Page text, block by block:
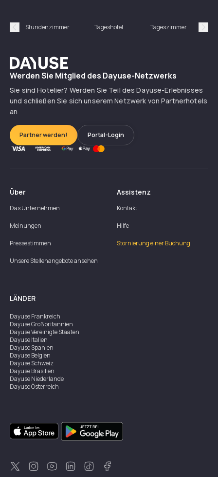
Précédent
Stundenzimmer Tageshotel Tageszimmer
Dayuse
Werden Sie Mitglied des Dayuse-Netzwerks
Sie sind Hotelier? Werden Sie Teil des Dayuse-Erlebnisses
und schließen Sie sich unserem Netzwerk von Partnerhotels
an
Partner werden! Portal-Login
Über
Das Unternehmen
Meinungen
Pressestimmen
Unsere Stellenangebote ansehen
Assistenz
Kontakt
Hilfe
Stornierung einer Buchung
LÄNDER
DayuseFrankreich
DayuseGroßbritannien
DayuseVereinigte Staaten
DayuseItalien
DayuseSpanien
DayuseBelgien
DayuseSchweiz
DayuseBrasilien
DayuseNiederlande
DayuseÖsterreich
DayuseSingapur
DayuseZweden
DayuseThailand
DayuseNeuseeland
DayuseTürkei